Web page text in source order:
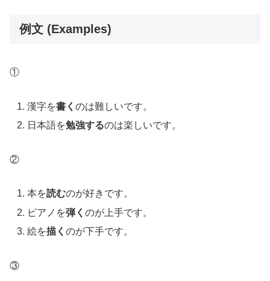
例文 (Examples)
①
漢字を書くのは難しいです。
日本語を勉強するのは楽しいです。
②
本を読むのが好きです。
ピアノを弾くのが上手です。
絵を描くのが下手です。
③